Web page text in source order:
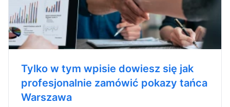
Tylko w tym wpisie dowiesz się jak
profesjonalnie zamówić pokazy tańca
Warszawa